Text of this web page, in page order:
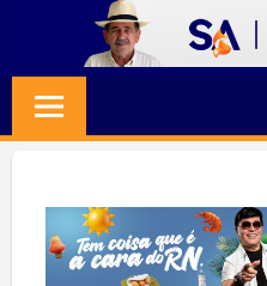
content
Jornalismo
Credibilidade